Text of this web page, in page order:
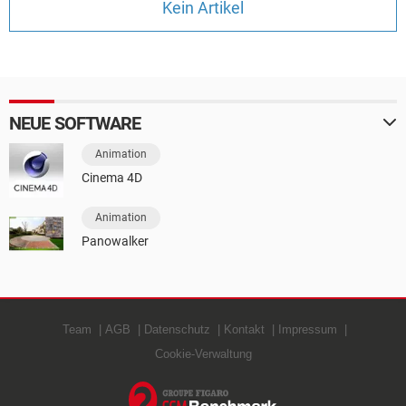
HARDWARE
Kein Artikel
NEUE SOFTWARE
Animation
Cinema 4D
Animation
Panowalker
Team AGB Datenschutz Kontakt
Impressum
Cookie-Verwaltung